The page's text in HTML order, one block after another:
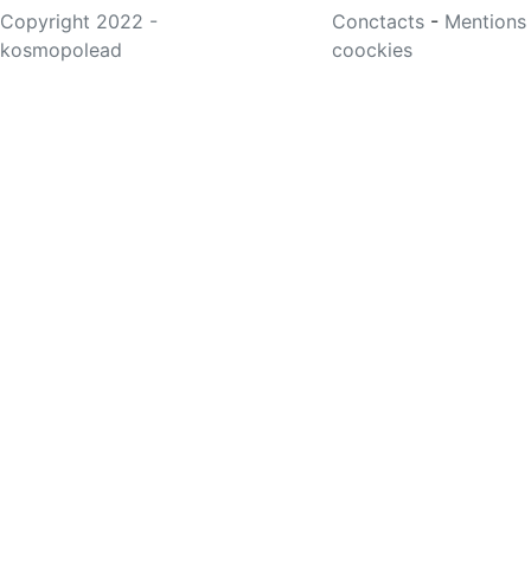
Copyright 2022 -
kosmopolead
Conctacts -
coockies